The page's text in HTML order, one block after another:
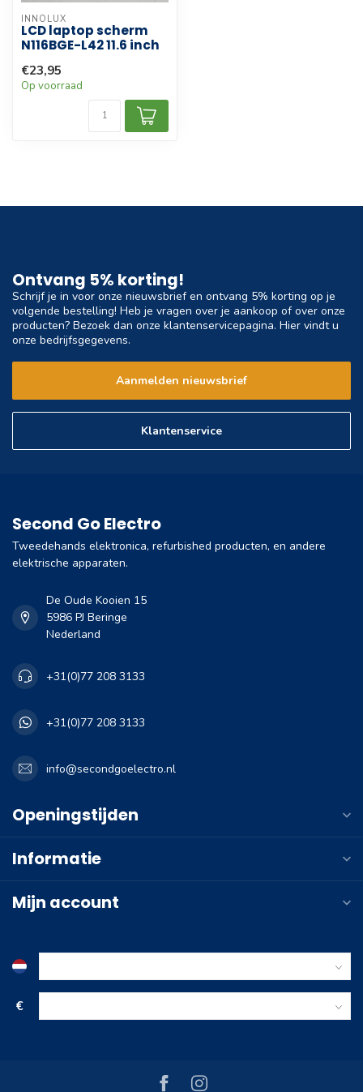
INNOLUX
LCD laptop scherm
N116BGE-L42 11.6 inch
€23,95
Op voorraad
Ontvang 5% korting!
Schrijf je in voor onze nieuwsbrief en ontvang 5% korting op je
volgende bestelling! Heb je vragen over je aankoop of over onze
producten? Bezoek dan onze klantenservicepagina. Hier vindt u
onze bedrijfsgegevens.
Aanmelden nieuwsbrief
Klantenservice
Second Go Electro
Tweedehands elektronica, refurbished producten, en andere
elektrische apparaten.
De Oude Kooien 15
5986 PJ Beringe
Nederland
+31(0)77 208 3133
+31(0)77 208 3133
info@secondgoelectro.nl
Openingstijden
Informatie
Mijn account
€